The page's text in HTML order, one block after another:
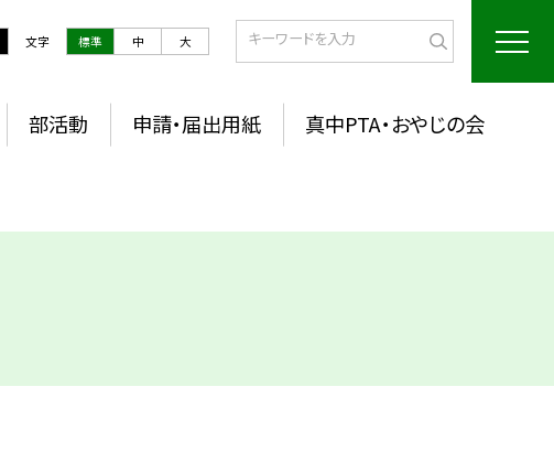
文字 標準 中 大
部活動 申請・届出用紙 真中PTA・おやじの会